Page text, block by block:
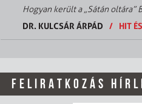
Hogyan került a „Sátán oltára”
DR. KULCSÁR ÁRPÁD
/ HIT
FELIRATKOZÁS